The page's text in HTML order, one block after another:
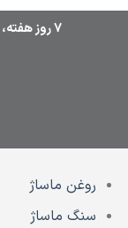
7 روز هفته، در ساعات اداری پاسخگوی شما هستیم.
روغن ماساژ
سنگ ماساژ